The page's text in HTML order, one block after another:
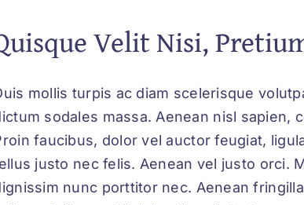
Velit Nisi,
mollis turpis ac diam scelerisque
sodales massa. Aenean nisl sapien,
faucibus, dolor vel auctor feugiat,
justo nec felis. Aenean vel justo orci.
nunc porttitor nec. Aenean